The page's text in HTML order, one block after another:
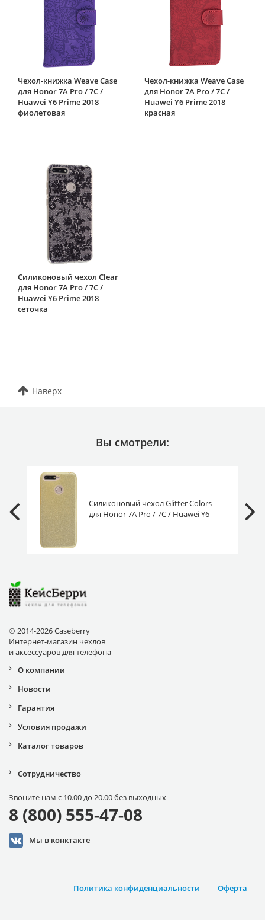
Чехол-книжка Weave Case
для Honor 7A Pro / 7C /
Huawei Y6 Prime 2018
фиолетовая
Чехол-книжка Weave Case
для Honor 7A Pro / 7C /
Huawei Y6 Prime 2018
красная
Силиконовый чехол Clear
для Honor 7A Pro / 7C /
Huawei Y6 Prime 2018
сеточка
Наверх
Вы смотрели:
Силиконовый чехол Glitter Colors
для Honor 7A Pro / 7C / Huawei Y6
© 2014-2026 Caseberry
Интернет-магазин чехлов
и аксессуаров для телефона
О компании
Новости
Гарантия
Условия продажи
Каталог товаров
Сотрудничество
Звоните нам с 10.00 до 20.00 без выходных
8 (800) 555-47-08
Мы в конктакте
Оферта
Политика конфиденциальности